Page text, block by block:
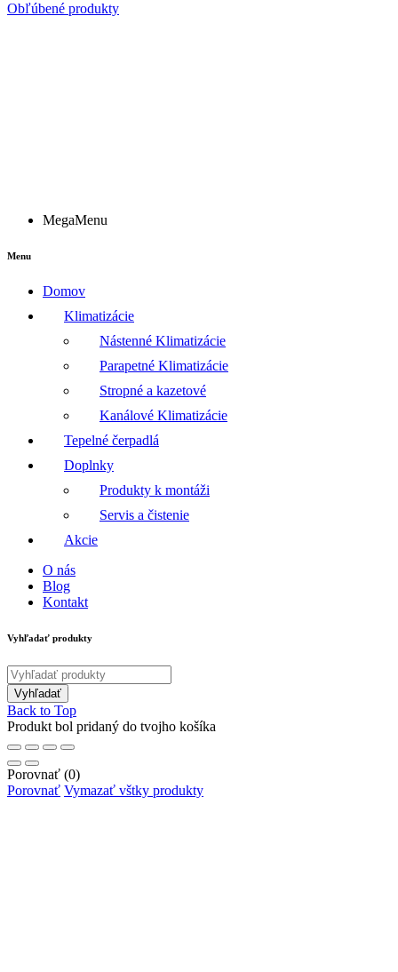
Obľúbené produkty
MegaMenu
Menu
Domov
Klimatizácie
Nástenné Klimatizácie
Parapetné Klimatizácie
Stropné a kazetové
Kanálové Klimatizácie
Tepelné čerpadlá
Doplnky
Produkty k montáži
Servis a čistenie
Akcie
O nás
Blog
Kontakt
Vyhľadať produkty
Back to Top
Produkt bol pridaný do tvojho košíka
Porovnať (0)
Porovnať Vymazať vštky produkty